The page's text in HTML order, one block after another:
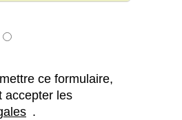
ce formulaire,
accepter les
.